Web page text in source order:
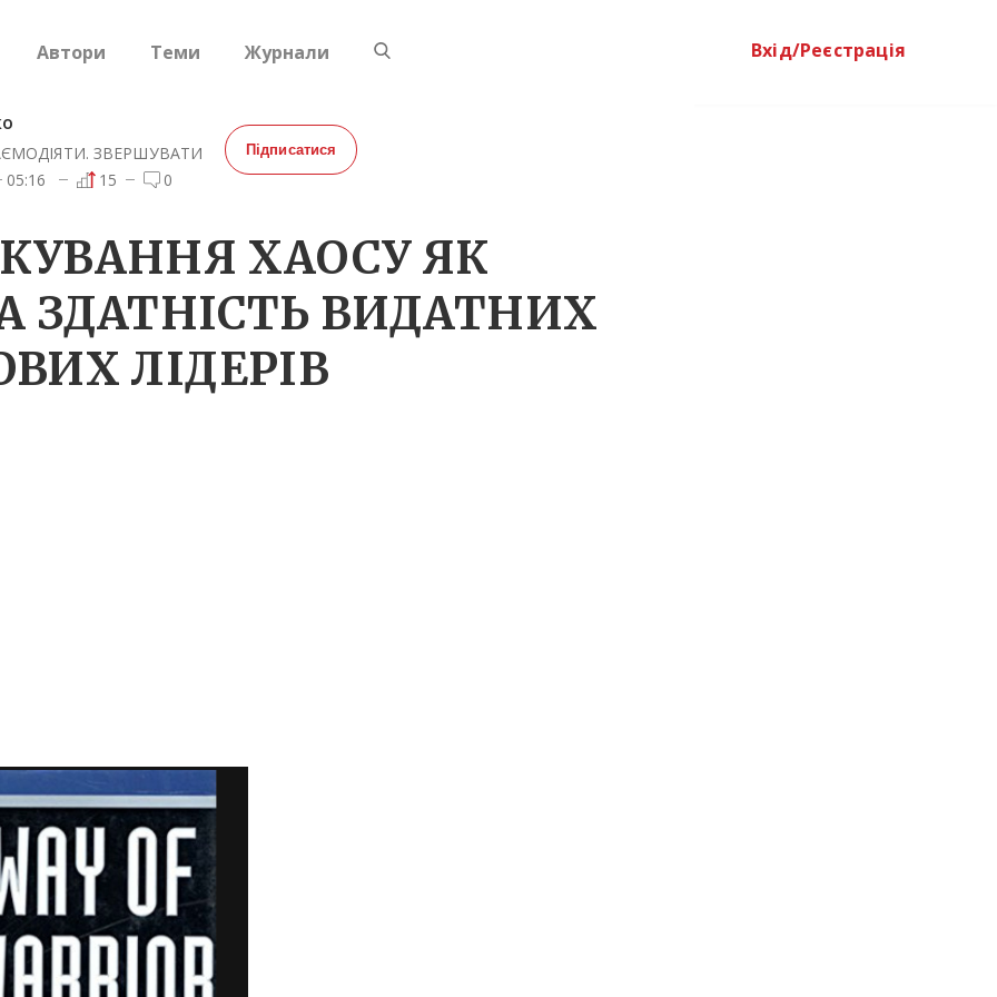
Автори Теми Журнали Вхід/Реєстрація
ЗВЕРШУВАТИ
05:16
15 0
Підписатися
ХАОСУ ЯК
ЗДАТНІСТЬ ВИДАТНИХ
ЛІДЕРІВ